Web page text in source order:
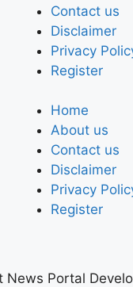
Contact us
Disclaimer
Privacy
Register
Home
About us
Contact us
Disclaimer
Privacy
Register
News Portal